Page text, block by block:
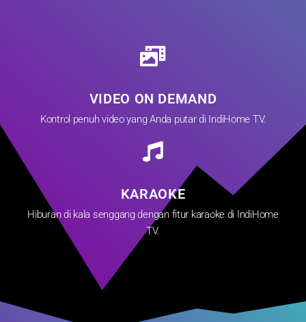
VIDEO ON DEMAND
Kontrol penuh video yang Anda putar di IndiHome TV.
KARAOKE
Hiburan di kala senggang dengan fitur karaoke di IndiHome
TV.